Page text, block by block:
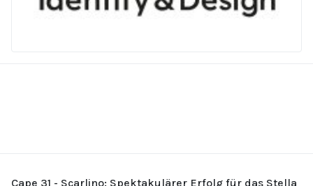
Cape 31 - Scarlino: Spektakulärer Erfolg für das Stella